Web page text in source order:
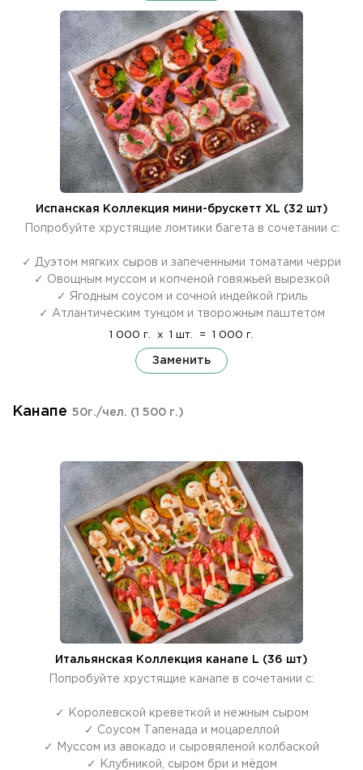
Испанская Коллекция мини-брускетт XL (32 шт)
Попробуйте хрустящие ломтики багета в сочетании с:
✓ Дуэтом мягких сыров и запеченными томатами черри
✓ Овощным муссом и копченой говяжьей вырезкой
✓ Ягодным соусом и сочной индейкой гриль
✓ Атлантическим тунцом и творожным паштетом
1 000 г. x 1 шт. = 1 000 г.
Заменить
Канапе 50г./чел. (1 500 г.)
Итальянская Коллекция канапе L (36 шт)
Попробуйте хрустящие канапе в сочетании с:
✓ Королевской креветкой и нежным сыром
✓ Соусом Тапенада и моцареллой
✓ Муссом из авокадо и сыровяленой колбаской
✓ Клубникой, сыром бри и мёдом